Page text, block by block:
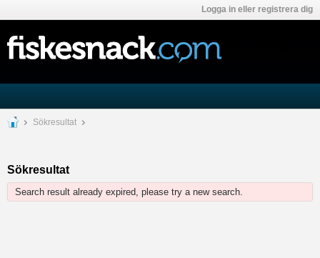
Logga in eller registrera dig
Sökresultat
Sökresultat
Search result already expired, please try a new search.